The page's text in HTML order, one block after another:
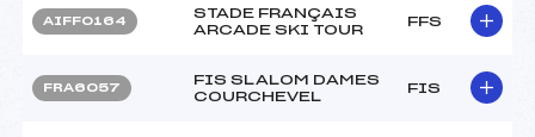
AIFF0164
STADE FRANÇAIS
ARCADE SKI TOUR
FFS
FRA6057
FIS SLALOM DAMES
COURCHEVEL
FIS